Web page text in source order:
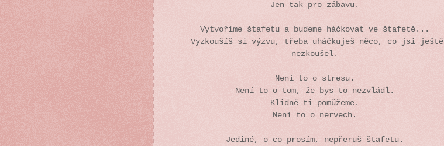
Jen tak pro zábavu.
Vytvoříme štafetu a budeme háčkovat ve štafetě...
Vyzkoušíš si výzvu, třeba uháčkuješ něco, co jsi ještě
nezkoušel.
Není to o stresu.
Není to o tom, že bys to nezvládl.
Klidně ti pomůžeme.
Není to o nervech.
Jediné, o co prosím, nepřeruš štafetu.